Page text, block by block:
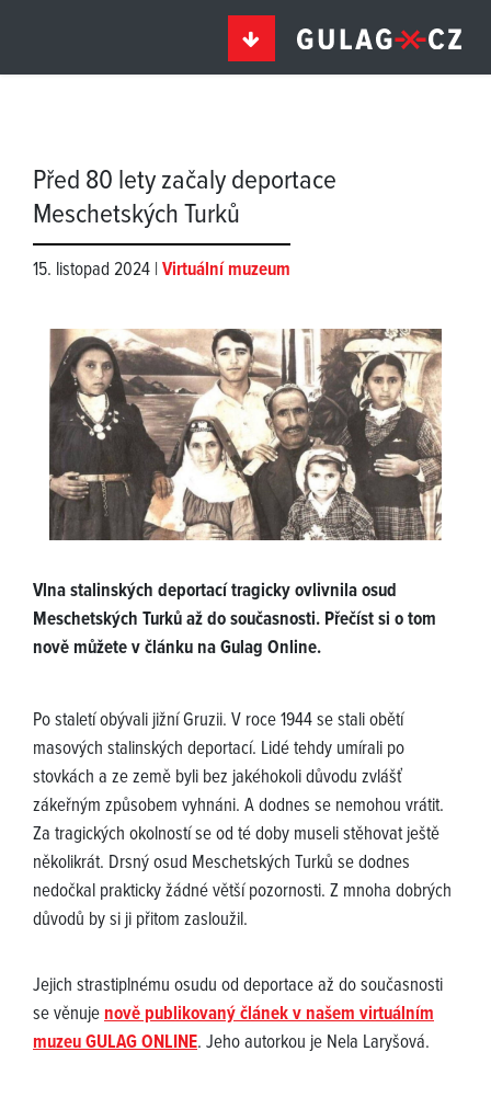
Před 80 lety začaly deportace
Meschetských Turků
15. listopad 2024 | Virtuální muzeum
Vlna stalinských deportací tragicky ovlivnila osud
Meschetských Turků až do současnosti. Přečíst si o tom
nově můžete v článku na Gulag Online.
Po staletí obývali jižní Gruzii. V roce 1944 se stali obětí
masových stalinských deportací. Lidé tehdy umírali po
stovkách a ze země byli bez jakéhokoli důvodu zvlášť
zákeřným způsobem vyhnáni. A dodnes se nemohou vrátit.
Za tragických okolností se od té doby museli stěhovat ještě
několikrát. Drsný osud Meschetských Turků se dodnes
nedočkal prakticky žádné větší pozornosti. Z mnoha dobrých
důvodů by si ji přitom zasloužil.
Jejich strastiplnému osudu od deportace až do současnosti
se věnujenově publikovaný článek v našem virtuálním
muzeu GULAG ONLINE. Jeho autorkou je Nela Laryšová.